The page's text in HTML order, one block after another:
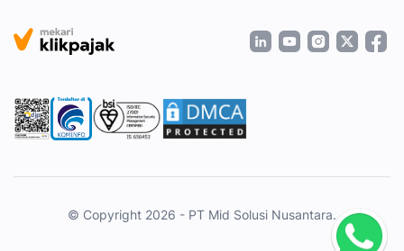
© Copyright 2026 - PT Mid Solusi Nusantara.